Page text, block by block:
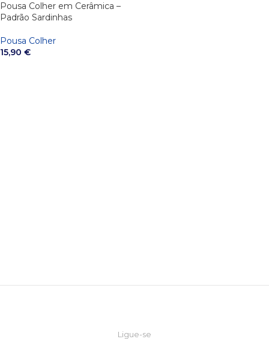
Pousa Colher em Cerâmica –
Padrão Sardinhas
Pousa Colher
15,90 €
Ligue-se